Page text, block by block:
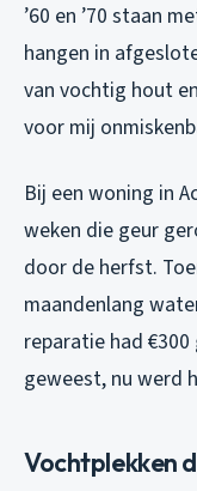
’60 en ’70 staan
hangen in
van vochtig hout
voor mij
Bij een woning in
weken die geur
door de herfst.
maandenlang
reparatie had
geweest, nu werd
Vochtplekken